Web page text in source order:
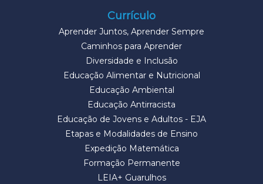
Currículo
Aprender Juntos, Aprender Sempre
Caminhos para Aprender
Diversidade e Inclusão
Educação Alimentar e Nutricional
Educação Ambiental
Educação Antirracista
Educação de Jovens e Adultos - EJA
Etapas e Modalidades de Ensino
Expedição Matemática
Formação Permanente
LEIA+ Guarulhos